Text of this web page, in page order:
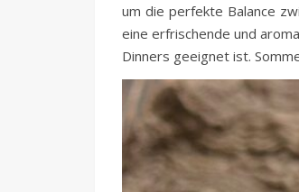
um die perfekte Balance
eine erfrischende und
Dinners geeignet ist.